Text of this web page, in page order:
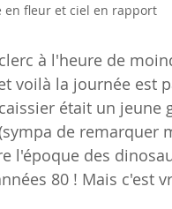
en fleur et ciel en rapport
à l'heure de
voilà la journée est
était un
de remarquer
l'époque des
80 ! Mais c'est